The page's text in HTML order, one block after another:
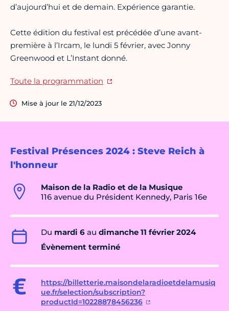
Festival Présences 2024 : Steve Reich à
l'honneur
Maison de la Radio et de la Musique
116 avenue du Président Kennedy, Paris 16e
Du mardi 6 au dimanche 11 février 2024
Évènement terminé
https://billetterie.maisondelaradioetdelamusiq
ue.fr/selection/subscription?
productId=10228878456236
d’aujourd’hui et de demain. Expérience garantie.
Cette édition du festival est précédée d’une avant-
première à l’Ircam, le lundi 5 février, avec Jonny
Greenwood et L’Instant donné.
Toute la programmation
Mise à jour le 21/12/2023